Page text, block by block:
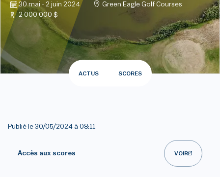
30 mai - 2 juin 2024
Green Eagle Golf Courses
2 000 000 $
ACTUS SCORES
Publié le 30/05/2024 à 08:11
Accès aux scores VOIR